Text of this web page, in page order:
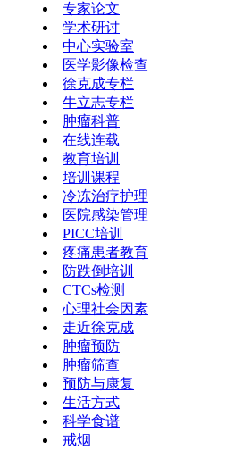
专家论文
学术研讨
中心实验室
医学影像检查
徐克成专栏
牛立志专栏
肿瘤科普
在线连载
教育培训
培训课程
冷冻治疗护理
医院感染管理
PICC培训
疼痛患者教育
防跌倒培训
CTCs检测
心理社会因素
走近徐克成
肿瘤预防
肿瘤筛查
预防与康复
生活方式
科学食谱
戒烟